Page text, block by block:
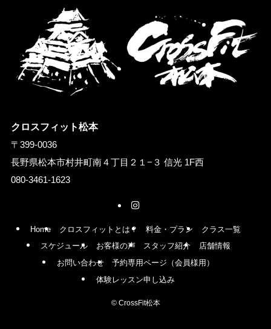
クロスフィット松本
〒399-0036
長野県松本市村井町南４丁目２１−３ 信光 1F西
080-3461-1623
Home クロスフィットとは？ 料金・プラン
クラス一覧
スケジュール
お客様の声 スタッフ紹介
店舗情報
お問い合わせ
予約専用ページ（会員様用）
体験レッスン申し込み
©CrossFit松本